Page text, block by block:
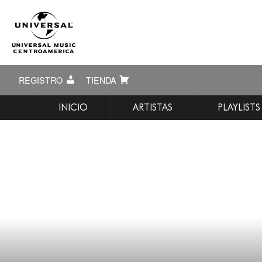
REGISTRO TIENDA
INICIO ARTISTAS PLAYLISTS